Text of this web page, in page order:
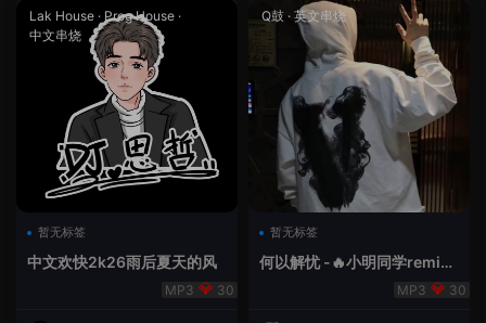
Lak House · Prog House ·
中文串烧
暂无标签
中文欢快2k26雨后夏天的风
30
Q鼓 · 英文串烧
暂无标签
何以解忧 -🔥小明同学remix
30